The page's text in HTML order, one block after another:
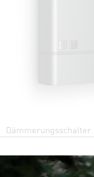
Dämmerungsschalter